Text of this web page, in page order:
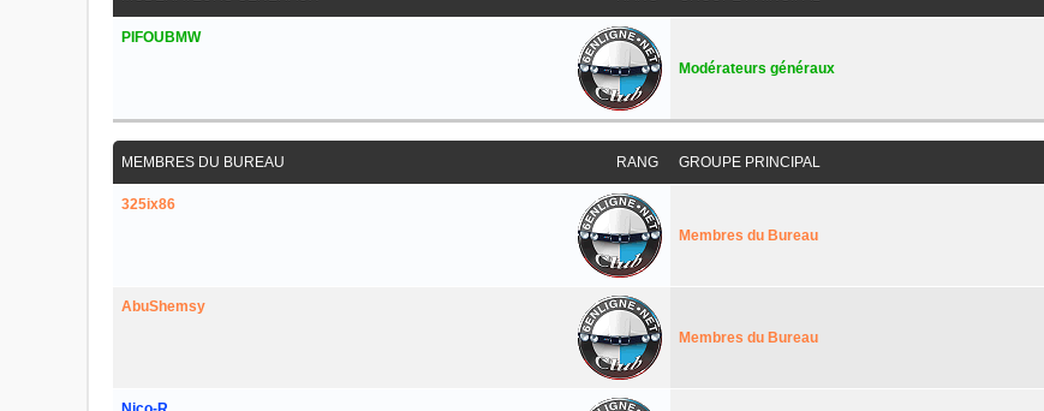
PIFOUBMW
Modérateurs généraux
RANG
MEMBRES DU BUREAU GROUPE PRINCIPAL
325ix86
Membres du Bureau
AbuShemsy
Membres du Bureau